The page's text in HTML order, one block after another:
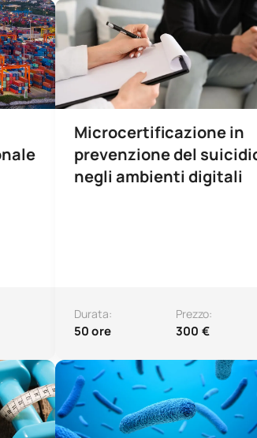
Microcertificazione in
prevenzione del
negli ambienti digitali
Durata:
50 ore
Prezzo:
300 €
Corso sulla prevenzione del
sport di forza e intensità
Microbiota umano: nozioni di base